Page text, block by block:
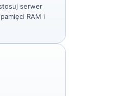
serwer
RAM i